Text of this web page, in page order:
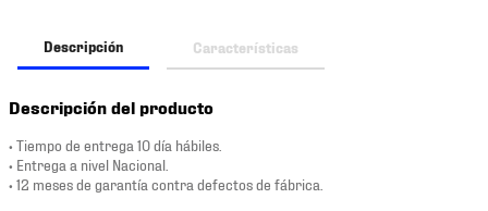
Descripción Características
Descripción del producto
• Tiempo de entrega 10 día hábiles.
• Entrega a nivel Nacional.
• 12 meses de garantía contra defectos de fábrica.